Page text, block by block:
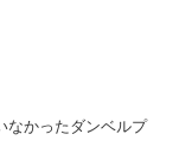
なかったダンベルプ